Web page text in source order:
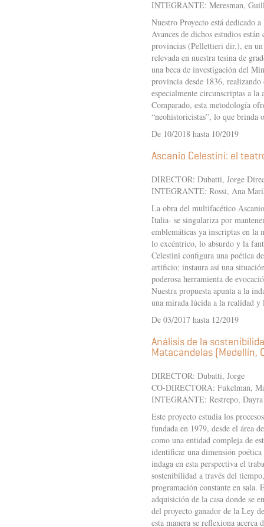
INTEGRANTE: Meresman,
Nuestro Proyecto está dedicado
Avances de dichos estudios
provincias (Pellettieri dir.), en
relevada en nuestra tesina de
una beca de investigación del
provincia desde 1836,
especialmente circunscriptas a
Comparado, esta metodología
“neohistoricistas”, lo que brinda
De 10/2018 hasta 10/2019
Ascanio Celestini: el
DIRECTOR: Dubatti, Jorge
INTEGRANTE: Rossi, Ana
La obra del multifacético
Italia- se singulariza por
emblemáticas ya inscriptas en la
lo excéntrico, lo absurdo y la
Celestini configura una poética
artificio; instaura así una
poderosa herramienta de
Nuestra propuesta apunta a la
una mirada lúcida a la realidad
De 03/2017 hasta 12/2019
Análisis de la
Matacandelas
DIRECTOR: Dubatti, Jorge
CO-DIRECTORA: Fukelman,
INTEGRANTE: Restrepo, Dayra
Este proyecto estudia los
fundada en 1979, desde el área
como una entidad compleja de
identificar una dimensión poética
indaga en esta perspectiva el
sostenibilidad a través del
programación constante en
adquisición de la casa donde se
del proyecto ganador de la Ley
esta manera se reflexiona